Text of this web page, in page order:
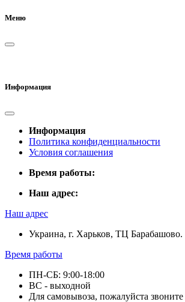
Меню
Информация
Информация
Политика конфиденциальности
Условия соглашения
Время работы:
Наш адрес:
Наш адрес
Украина, г. Харьков, ТЦ
Время работы
ПН-СБ: 9:00-18:00
ВС - выходной
Для самовывоза, пожалуйста звоните